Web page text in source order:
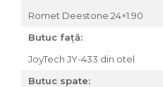
Manete tije telescopice
Piese tije sa
Romet Deestone 24×1.90
Butuc față:
JoyTech JY-433 din otel
Butuc spate: